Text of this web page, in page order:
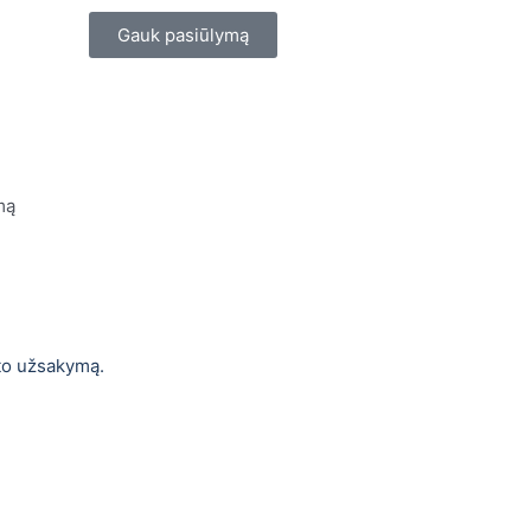
Gauk pasiūlymą
užsakymą.